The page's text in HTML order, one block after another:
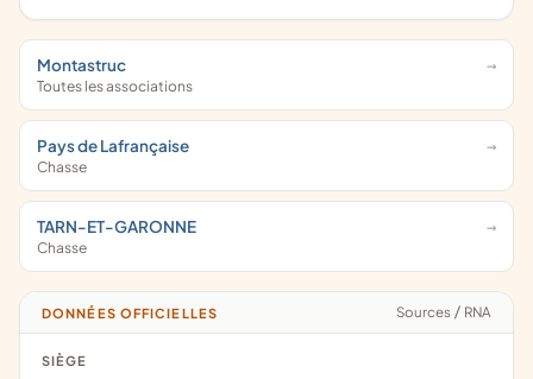
Montastruc
Toutes les associations
Pays de Lafrançaise
Chasse
TARN-ET-GARONNE
Chasse
DONNÉES OFFICIELLES Sources / RNA
SIÈGE